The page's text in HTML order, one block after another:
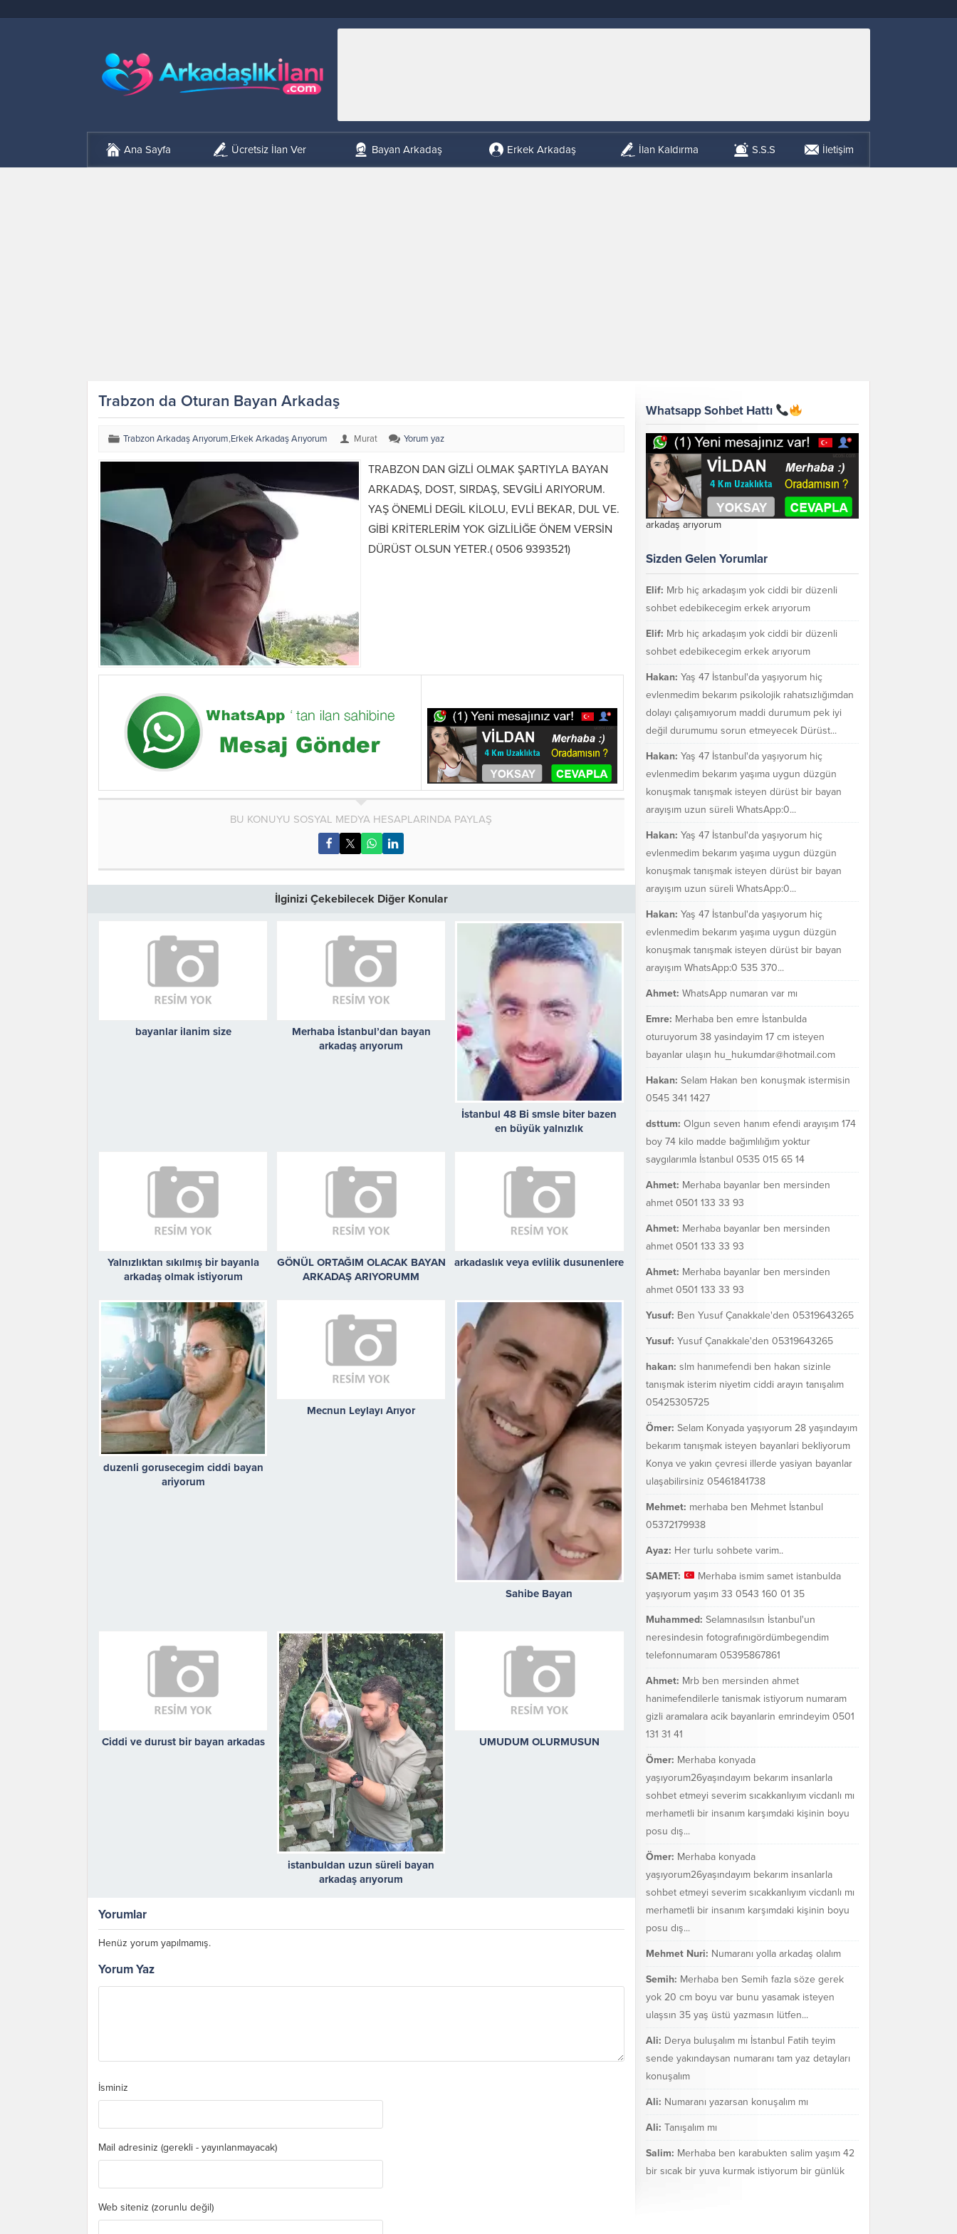
Ana Sayfa Ücretsiz İlan Ver Bayan Arkadaş Erkek Arkadaş İlan Kaldırma S.S.S İletişim
Trabzon da Oturan Bayan Arkadaş
Trabzon Arkadaş Arıyorum,Erkek Arkadaş Arıyorum Murat Yorum yaz
TRABZON DAN GİZLİ OLMAK ŞARTIYLA BAYAN
ARKADAŞ, DOST, SIRDAŞ, SEVGİLİ ARIYORUM.
YAŞ ÖNEMLİ DEGİL KİLOLU, EVLİ BEKAR, DUL VE.
GİBİ KRİTERLERİM YOK GİZLİLİĞE ÖNEM VERSİN
DÜRÜST OLSUN YETER.( 0506 9393521)
BU KONUYU SOSYAL MEDYA HESAPLARINDA PAYLAŞ
İlginizi Çekebilecek Diğer Konular
bayanlar ilanim size
Merhaba İstanbul’dan bayan
arkadaş arıyorum
İstanbul 48 Bi smsle biter bazen
en büyük yalnızlık
Yalnızlıktan sıkılmış bir bayanla
arkadaş olmak istiyorum
GÖNÜL ORTAĞIM OLACAK BAYAN
ARKADAŞ ARIYORUMM
arkadaslık veya evlilik dusunenlere
duzenli gorusecegim ciddi bayan
ariyorum
Mecnun Leylayı Arıyor
Sahibe Bayan
Ciddi ve durust bir bayan arkadas
istanbuldan uzun süreli bayan
arkadaş arıyorum
UMUDUM OLURMUSUN
Yorumlar
Henüz yorum yapılmamış.
Yorum Yaz
İsminiz
Mail adresiniz (gerekli - yayınlanmayacak)
Web siteniz (zorunlu değil)
Whatsapp Sohbet Hattı
arkadaş arıyorum
Sizden Gelen Yorumlar
Elif: Mrb hiç arkadaşım yok ciddi bir düzenli
sohbet edebikecegim erkek arıyorum
Elif: Mrb hiç arkadaşım yok ciddi bir düzenli
sohbet edebikecegim erkek arıyorum
Hakan: Yaş 47 İstanbul'da yaşıyorum hiç
evlenmedim bekarım psikolojik rahatsızlığımdan
dolayı çalışamıyorum maddi durumum pek iyi
değil durumumu sorun etmeyecek Dürüst...
Hakan: Yaş 47 İstanbul'da yaşıyorum hiç
evlenmedim bekarım yaşıma uygun düzgün
konuşmak tanışmak isteyen dürüst bir bayan
arayışım uzun süreli WhatsApp:0...
Hakan: Yaş 47 İstanbul'da yaşıyorum hiç
evlenmedim bekarım yaşıma uygun düzgün
konuşmak tanışmak isteyen dürüst bir bayan
arayışım uzun süreli WhatsApp:0...
Hakan: Yaş 47 İstanbul'da yaşıyorum hiç
evlenmedim bekarım yaşıma uygun düzgün
konuşmak tanışmak isteyen dürüst bir bayan
arayışım WhatsApp:0 535 370...
Ahmet: WhatsApp numaran var mı
Emre: Merhaba ben emre İstanbulda
oturuyorum 38 yasindayim 17 cm isteyen
bayanlar ulaşın hu_hukumdar@hotmail.com
Hakan: Selam Hakan ben konuşmak istermisin
0545 341 1427
dsttum: Olgun seven hanım efendi arayışım 174
boy 74 kilo madde bağımlılığım yoktur
saygılarımla İstanbul 0535 015 65 14
Ahmet: Merhaba bayanlar ben mersinden
ahmet 0501 133 33 93
Ahmet: Merhaba bayanlar ben mersinden
ahmet 0501 133 33 93
Ahmet: Merhaba bayanlar ben mersinden
ahmet 0501 133 33 93
Yusuf: Ben Yusuf Çanakkale'den 05319643265
Yusuf: Yusuf Çanakkale'den 05319643265
hakan: slm hanımefendi ben hakan sizinle
tanışmak isterim niyetim ciddi arayın tanışalım
05425305725
Ömer: Selam Konyada yaşıyorum 28 yaşındayım
bekarım tanışmak isteyen bayanlari bekliyorum
Konya ve yakın çevresi illerde yasiyan bayanlar
ulaşabilirsiniz 05461841738
Mehmet: merhaba ben Mehmet İstanbul
05372179938
Ayaz: Her turlu sohbete varim..
SAMET:
Merhaba ismim samet istanbulda
yaşıyorum yaşım 33 0543 160 01 35
Muhammed: Selamnasılsın İstanbul'un
neresindesin fotografınıgördümbegendim
telefonnumaram 05395867861
Ahmet: Mrb ben mersinden ahmet
hanimefendilerle tanismak istiyorum numaram
gizli aramalara acik bayanlarin emrindeyim 0501
131 31 41
Ömer: Merhaba konyada
yaşıyorum26yaşındayım bekarım insanlarla
sohbet etmeyi severim sıcakkanlıyım vicdanlı mı
merhametli bir insanım karşımdaki kişinin boyu
posu dış...
Ömer: Merhaba konyada
yaşıyorum26yaşındayım bekarım insanlarla
sohbet etmeyi severim sıcakkanlıyım vicdanlı mı
merhametli bir insanım karşımdaki kişinin boyu
posu dış...
Mehmet Nuri: Numaranı yolla arkadaş olalım
Semih: Merhaba ben Semih fazla söze gerek
yok 20 cm boyu var bunu yasamak isteyen
ulaşsın 35 yaş üstü yazmasın lütfen...
Ali: Derya buluşalım mı İstanbul Fatih teyim
sende yakındaysan numaranı tam yaz detayları
konuşalım
Ali: Numaranı yazarsan konuşalım mı
Ali: Tanışalım mı
Salim: Merhaba ben karabukten salim yaşım 42
bir sıcak bir yuva kurmak istiyorum bir günlük